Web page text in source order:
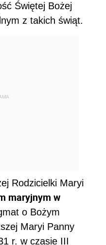
Świętej Bożej
z takich świąt.
Rodzicielki Maryi
maryjnym w
o Bożym
Maryi Panny
r. w czasie III